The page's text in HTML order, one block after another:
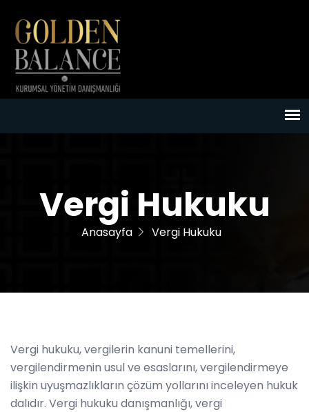
Vergi Hukuku
Anasayfa Vergi Hukuku
Vergi hukuku, vergilerin kanuni temellerini,
vergilendirmenin usul ve esaslarını, vergilendirmeye
ilişkin uyuşmazlıkların çözüm yollarını inceleyen hukuk
dalıdır. Vergi hukuku danışmanlığı, vergi